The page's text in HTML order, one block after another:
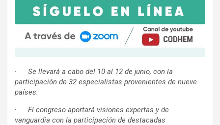
· Se llevará a cabo del 10 al 12 de junio, con la
participación de 32 especialistas provenientes de nueve
países.
· El congreso aportará visiones expertas y de
vanguardia con la participación de destacadas